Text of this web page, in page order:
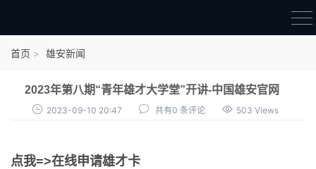
点我申领雄才卡
雄才卡资讯
首页 雄安新闻
2023年第八期“青年雄才大学堂”开讲-中国雄安官网
2023-09-10 20:47 共有0 条评论 503 Views
点我=>在线申请雄才卡